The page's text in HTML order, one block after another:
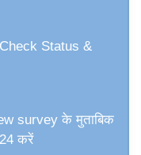
Status &
survey के मुताबिक
करें